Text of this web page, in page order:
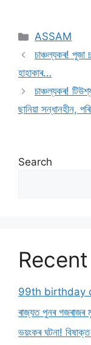
ASSAM
চাঞ্চল্যকৰ! পূজা
হাহাকাৰ…
চাঞ্চল্যকৰ!
ছানিয়া সন্ধানহীন,
Search
99th birthday
ৰাজ্যত পুনৰ গজৰাজৰ
ভয়ংকৰ ঘটনা!